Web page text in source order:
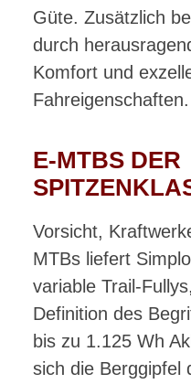
Güte. Zusätzlich
durch
Komfort und
Fahreigenschaften.
E-MTBS DER
Vorsicht,
MTBs liefert
variable Trail-
Definition des
bis zu 1.125 Wh
sich die Berggipfel